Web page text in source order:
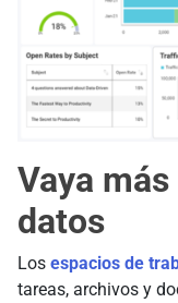
Vaya
datos
Los espacios de
tareas, archivos y